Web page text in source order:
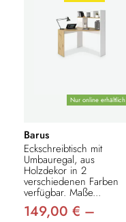
Nur online erhältlich
Barus
Eckschreibtisch mit
Umbauregal, aus
Holzdekor in 2
verschiedenen Farben
verfügbar. Maße...
149,00 € –